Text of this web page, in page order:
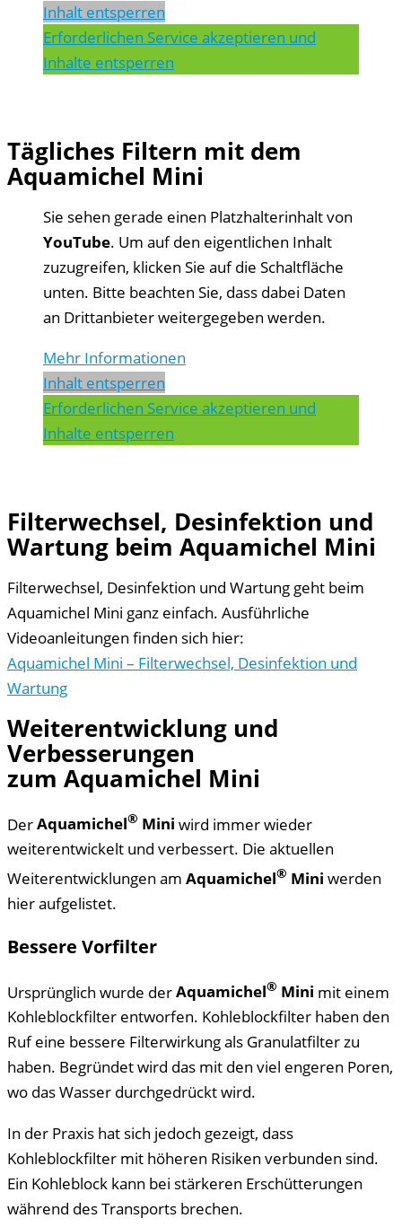
Inhalt entsperren
Erforderlichen Service akzeptieren und
Inhalte entsperren
Tägliches Filtern mit dem
Aquamichel Mini
Sie sehen gerade einen Platzhalterinhalt von
YouTube. Um auf den eigentlichen Inhalt
zuzugreifen, klicken Sie auf die Schaltfläche
unten. Bitte beachten Sie, dass dabei Daten
an Drittanbieter weitergegeben werden.
Mehr Informationen
Inhalt entsperren
Erforderlichen Service akzeptieren und
Inhalte entsperren
Filterwechsel, Desinfektion und
Wartung beim Aquamichel Mini
Filterwechsel, Desinfektion und Wartung geht beim
Aquamichel Mini ganz einfach. Ausführliche
Videoanleitungen finden sich hier:
Aquamichel Mini – Filterwechsel, Desinfektion und
Wartung
Weiterentwicklung und
Verbesserungen
zum Aquamichel Mini
DerAquamichel® Mini wird immer wieder
weiterentwickelt und verbessert. Die aktuellen
Weiterentwicklungen am Aquamichel® Mini werden
hier aufgelistet.
Bessere Vorfilter
Ursprünglich wurde derAquamichel® Mini mit einem
Kohleblockfilter entworfen. Kohleblockfilter haben den
Ruf eine bessere Filterwirkung als Granulatfilter zu
haben. Begründet wird das mit den viel engeren Poren,
wo das Wasser durchgedrückt wird.
In der Praxis hat sich jedoch gezeigt, dass
Kohleblockfilter mit höheren Risiken verbunden sind.
Ein Kohleblock kann bei stärkeren Erschütterungen
während des Transports brechen.